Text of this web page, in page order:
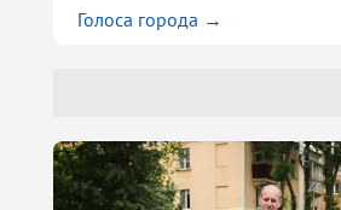
Голоса города →